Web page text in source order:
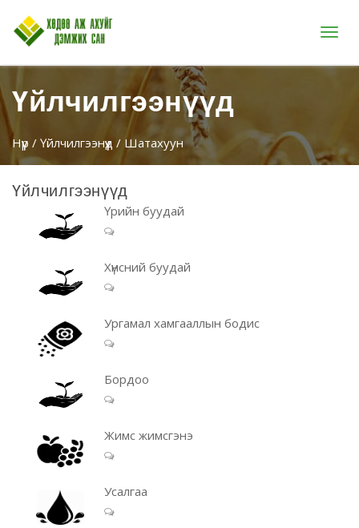
Цэс
Үйлчилгээнүүд
Нүүр / Үйлчилгээнүүд / Шатахуун
Үйлчилгээнүүд
Үрийн буудай
Хүнсний буудай
Ургамал хамгааллын бодис
Бордоо
Жимс жимсгэнэ
Усалгаа